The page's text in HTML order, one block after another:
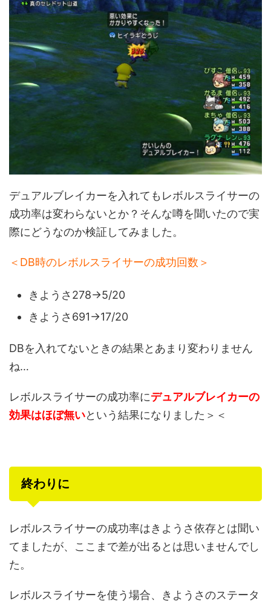
デュアルブレイカーを入れてもレボルスライサーの
成功率は変わらないとか？そんな噂を聞いたので実
際にどうなのか検証してみました。
＜DB時のレボルスライサーの成功回数＞
きようさ278→5/20
きようさ691→17/20
DBを入れてないときの結果とあまり変わりません
ね…
レボルスライサーの成功率にデュアルブレイカーの
効果はほぼ無いという結果になりました＞＜
終わりに
レボルスライサーの成功率はきようさ依存とは聞い
てましたが、ここまで差が出るとは思いませんでし
た。
レボルスライサーを使う場合、きようさのステータ